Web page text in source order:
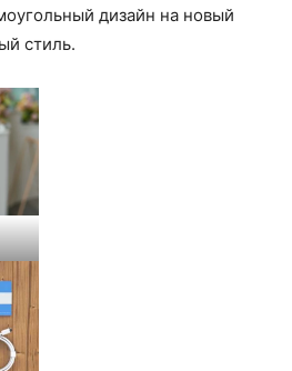
дизайн на новый
стиль.